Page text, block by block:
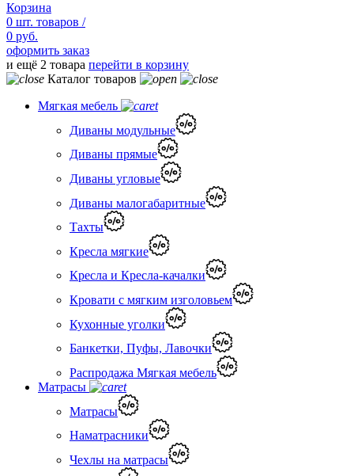
Корзина
0 шт. товаров /
0 руб.
оформить заказ
и ещё 2 товара перейти в корзину
Каталог товаров
Мягкая мебель
Диваны модульные
Диваны прямые
Диваны угловые
Диваны малогабаритные
Тахты
Кресла мягкие
Кресла и Кресла-качалки
Кровати с мягким изголовьем
Кухонные уголки
Банкетки, Пуфы, Лавочки
Распродажа Мягкая мебель
Матрасы
Матрасы
Наматрасники
Чехлы на матрасы